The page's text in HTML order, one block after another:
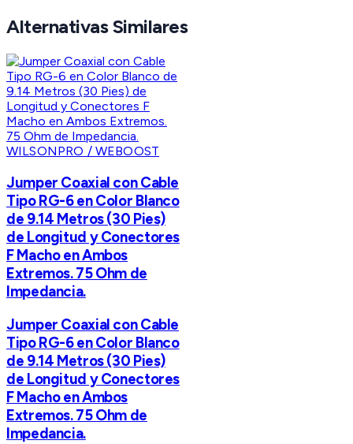
Alternativas Similares
WILSONPRO / WEBOOST
Jumper Coaxial con Cable
Tipo RG-6 en Color Blanco
de 9.14 Metros (30 Pies)
de Longitud y Conectores
F Macho en Ambos
Extremos. 75 Ohm de
Impedancia.
Jumper Coaxial con Cable
Tipo RG-6 en Color Blanco
de 9.14 Metros (30 Pies)
de Longitud y Conectores
F Macho en Ambos
Extremos. 75 Ohm de
Impedancia.